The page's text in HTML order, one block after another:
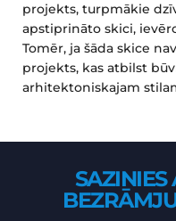
projekts, turpmākie
apstiprināto skici,
Tomēr, ja šāda skice
projekts, kas atbilst
arhitektoniskajam